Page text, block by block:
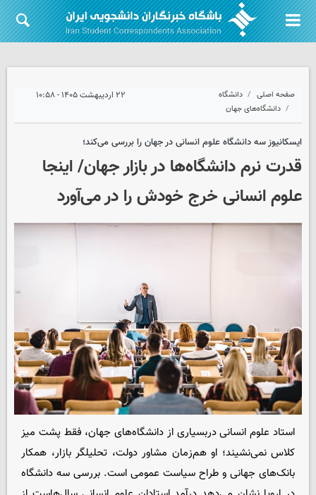
صفحه اصلی
دانشگاه
دانشگاه‌های جهان
۲۲ اردیبهشت ۱۴۰۵ - ۱۰:۵۸
ایسکانیوز سه دانشگاه علوم انسانی در جهان را بررسی می‌کند؛
قدرت نرم دانشگاه‌ها در بازار جهان/ اینجا
علوم‌ انسانی خرج خودش را در می‌آورد
استاد علوم انسانی دربسیاری از دانشگاه‌های جهان، فقط پشت میز
کلاس نمی‌نشیند؛ او هم‌زمان مشاور دولت، تحلیلگر بازار، همکار
بانک‌های جهانی و طراح سیاست عمومی است. بررسی سه دانشگاه